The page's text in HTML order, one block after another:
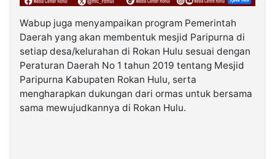
Wabup juga menyampaikan program Pemerintah
Daerah yang akan membentuk mesjid Paripurna di
setiap desa/kelurahan di Rokan Hulu sesuai dengan
Peraturan Daerah No 1 tahun 2019 tentang Mesjid
Paripurna Kabupaten Rokan Hulu, serta
mengharapkan dukungan dari ormas untuk bersama
sama mewujudkannya di Rokan Hulu.